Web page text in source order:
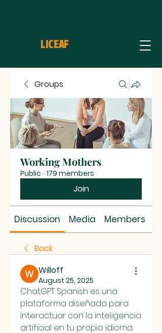
LICEAF
Groups
Working Mothers
Public · 179 members
Join
Discussion Media Members
Back
Willoff
August 25, 2025
ChatGPT Spanish es una
plataforma diseñada para
interactuar con la inteligencia
artificial en tu propio idioma.